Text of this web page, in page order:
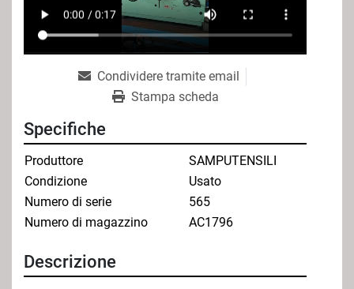
Condividere tramite email
Stampa scheda
Specifiche
Produttore
SAMPUTENSILI
Condizione
Usato
Numero di serie
565
Numero di magazzino
AC1796
Descrizione